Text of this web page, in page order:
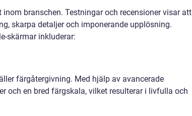
branschen. Testningar och recensioner visar att
skarpa detaljer och imponerande upplösning.
skärmar inkluderar:
färgåtergivning. Med hjälp av avancerade
och en bred färgskala, vilket resulterar i livfulla och